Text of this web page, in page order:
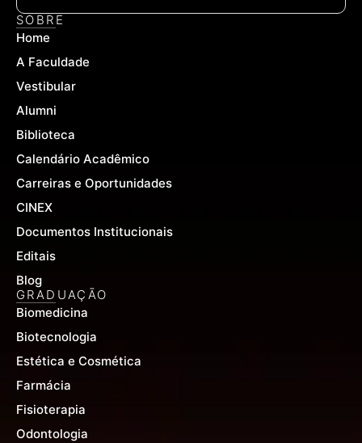
e
b
o
k
f
t t
SOBRE
Home
A Faculdade
Vestibular
Alumni
Biblioteca
Calendário Acadêmico
Carreiras e Oportunidades
CINEX
Documentos Institucionais
Editais
Blog
GRADUAÇÃO
Biomedicina
Biotecnologia
Estética e Cosmética
Farmácia
Fisioterapia
Odontologia